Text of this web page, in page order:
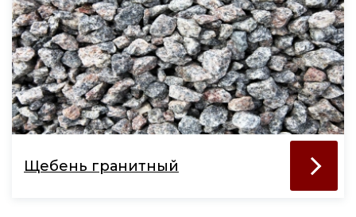
Щебень гранитный